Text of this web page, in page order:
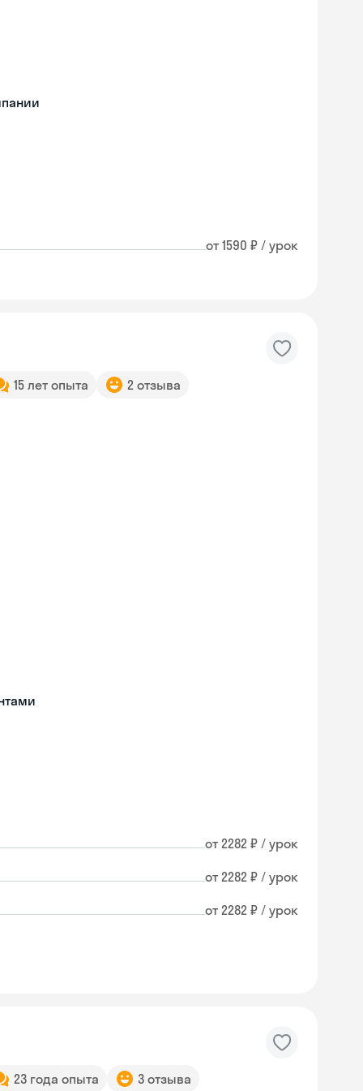
от 1590 ₽ / урок
15 лет опыта 2 отзыва
от 2282 ₽ / урок
от 2282 ₽ / урок
от 2282 ₽ / урок
23 года опыта 3 отзыва